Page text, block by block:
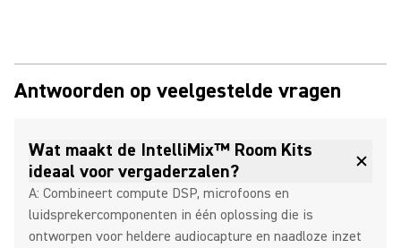
Antwoorden op veelgestelde vragen
Wat maakt de IntelliMix™ Room Kits
ideaal voor vergaderzalen?
A: Combineert compute DSP, microfoons en
luidsprekercomponenten in één oplossing die is
ontworpen voor heldere audiocapture en naadloze inzet